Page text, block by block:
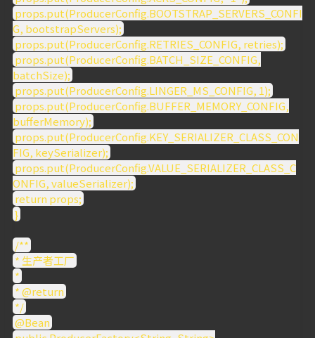
props.put(ProducerConfig.BOOTSTRAP_SERVERS_CONFI
G, bootstrapServers);
props.put(ProducerConfig.RETRIES_CONFIG, retries);
props.put(ProducerConfig.BATCH_SIZE_CONFIG,
batchSize);
props.put(ProducerConfig.LINGER_MS_CONFIG, 1);
props.put(ProducerConfig.BUFFER_MEMORY_CONFIG,
bufferMemory);
props.put(ProducerConfig.KEY_SERIALIZER_CLASS_CON
FIG, keySerializer);
props.put(ProducerConfig.VALUE_SERIALIZER_CLASS_C
ONFIG, valueSerializer);
return props;
}
/**
* 生产者工厂
*
* @return
*/
@Bean